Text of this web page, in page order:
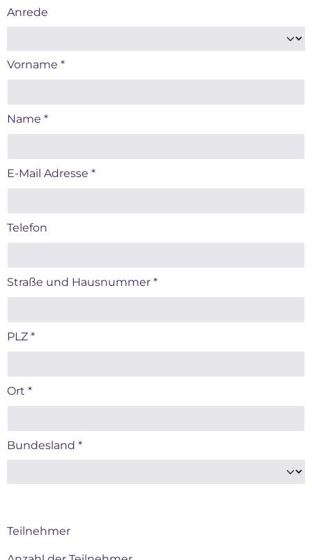
Anrede
Vorname *
Name *
E-Mail Adresse *
Telefon
Straße und Hausnummer *
PLZ *
Ort *
Bundesland *
Teilnehmer